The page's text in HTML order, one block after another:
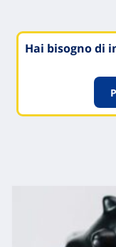
Hai bisogno di